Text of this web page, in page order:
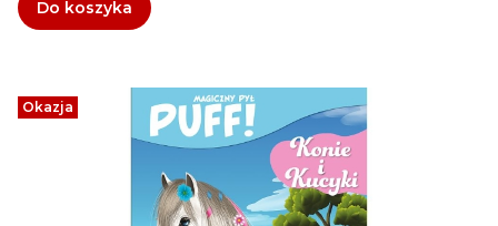
Do koszyka
Okazja